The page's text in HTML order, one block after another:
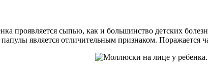
проявляется сыпью, как и большинство детских
является отличительным признаком. Поражается